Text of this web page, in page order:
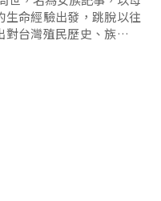
生命經驗出發，跳脫以往
台灣殖民歷史、族群以